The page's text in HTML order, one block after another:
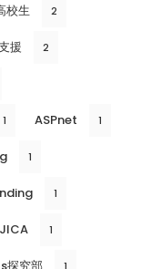
校生 2
援 2
1 ASPnet 1
1
1
JICA 1
探究部 1